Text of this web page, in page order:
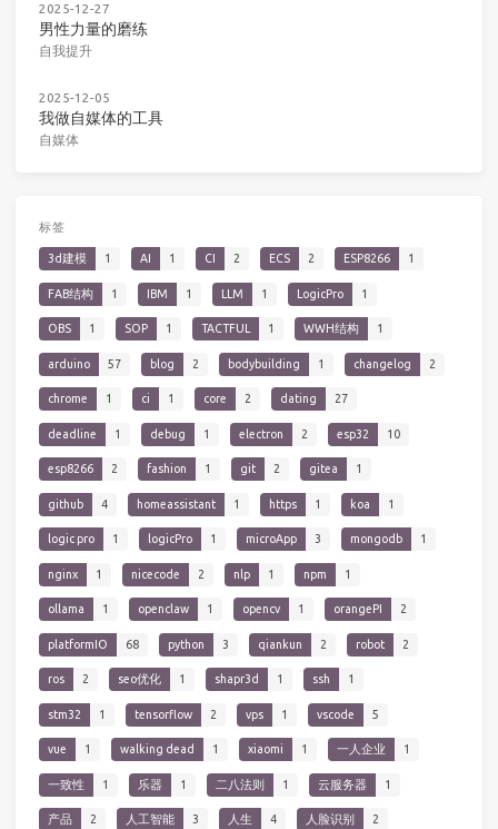
2025-12-27
男性力量的磨练
自我提升
2025-12-05
我做自媒体的工具
自媒体
标签
3d建模 1 AI 1 CI 2 ECS 2 ESP8266 1
FAB结构 1 IBM 1 LLM 1 LogicPro 1
OBS 1 SOP 1 TACTFUL 1 WWH结构 1
arduino 57 blog 2 bodybuilding 1 changelog 2
chrome 1 ci 1 core 2 dating 27
deadline 1 debug 1 electron 2 esp32 10
esp8266 2 fashion 1 git 2 gitea 1
github 4 homeassistant 1 https 1 koa 1
logic pro 1 logicPro 1 microApp 3 mongodb 1
nginx 1 nicecode 2 nlp 1 npm 1
ollama 1 openclaw 1 opencv 1 orangePI 2
platformIO 68 python 3 qiankun 2 robot 2
ros 2 seo优化 1 shapr3d 1 ssh 1
stm32 1 tensorflow 2 vps 1 vscode 5
vue 1 walking dead 1 xiaomi 1 一人企业 1
一致性 1 乐器 1 二八法则 1 云服务器 1
产品 2 人工智能 3 人生 4 人脸识别 2